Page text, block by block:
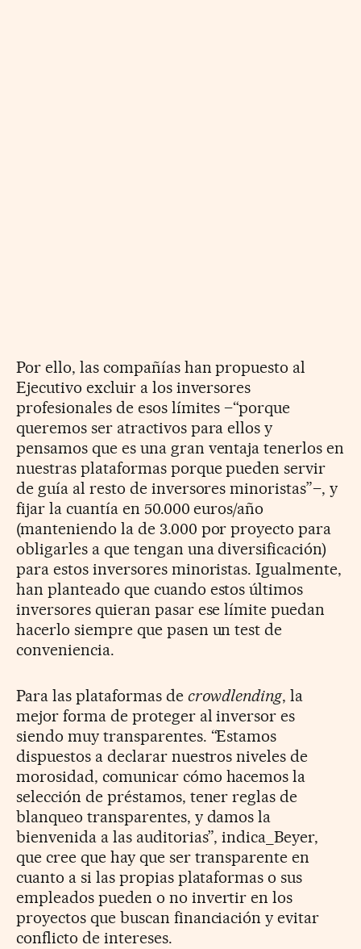
Por ello, las compañías han propuesto al
Ejecutivo excluir a los inversores
profesionales de esos límites –“porque
queremos ser atractivos para ellos y
pensamos que es una gran ventaja tenerlos en
nuestras plataformas porque pueden servir
de guía al resto de inversores minoristas”–, y
fijar la cuantía en 50.000 euros/año
(manteniendo la de 3.000 por proyecto para
obligarles a que tengan una diversificación)
para estos inversores minoristas. Igualmente,
han planteado que cuando estos últimos
inversores quieran pasar ese límite puedan
hacerlo siempre que pasen un test de
conveniencia.
Para las plataformas de crowdlending, la
mejor forma de proteger al inversor es
siendo muy transparentes. “Estamos
dispuestos a declarar nuestros niveles de
morosidad, comunicar cómo hacemos la
selección de préstamos, tener reglas de
blanqueo transparentes, y damos la
bienvenida a las auditorias”, indica_Beyer,
que cree que hay que ser transparente en
cuanto a si las propias plataformas o sus
empleados pueden o no invertir en los
proyectos que buscan financiación y evitar
conflicto de intereses.